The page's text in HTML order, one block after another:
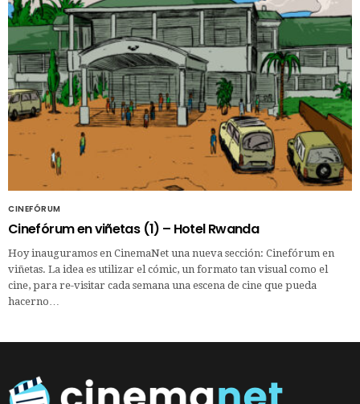
CINEFÓRUM
Cinefórum en viñetas (1) – Hotel Rwanda
Hoy inauguramos en CinemaNet una nueva sección: Cinefórum en
viñetas. La idea es utilizar el cómic, un formato tan visual como el
cine, para re-visitar cada semana una escena de cine que pueda
hacerno…